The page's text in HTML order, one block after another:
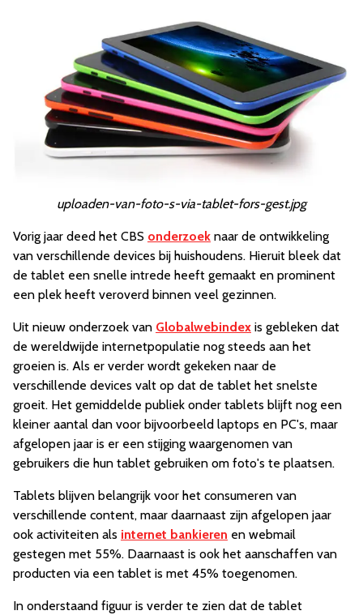
uploaden-van-foto-s-via-tablet-fors-gest.jpg
Vorig jaar deed het CBS onderzoek naar de ontwikkeling
van verschillende devices bij huishoudens. Hieruit bleek dat
de tablet een snelle intrede heeft gemaakt en prominent
een plek heeft veroverd binnen veel gezinnen.
Uit nieuw onderzoek van Globalwebindex is gebleken dat
de wereldwijde internetpopulatie nog steeds aan het
groeien is. Als er verder wordt gekeken naar de
verschillende devices valt op dat de tablet het snelste
groeit. Het gemiddelde publiek onder tablets blijft nog een
kleiner aantal dan voor bijvoorbeeld laptops en PC's, maar
afgelopen jaar is er een stijging waargenomen van
gebruikers die hun tablet gebruiken om foto's te plaatsen.
Tablets blijven belangrijk voor het consumeren van
verschillende content, maar daarnaast zijn afgelopen jaar
ook activiteiten als internet bankieren en webmail
gestegen met 55%. Daarnaast is ook het aanschaffen van
producten via een tablet is met 45% toegenomen.
In onderstaand figuur is verder te zien dat de tablet